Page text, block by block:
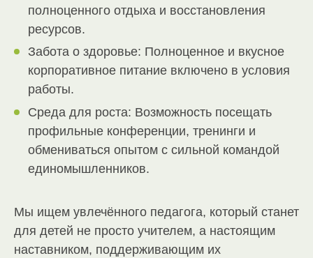
полноценного отдыха и восстановления
ресурсов.
Забота о здоровье: Полноценное и вкусное
корпоративное питание включено в условия
работы.
Среда для роста: Возможность посещать
профильные конференции, тренинги и
обмениваться опытом с сильной командой
единомышленников.
Мы ищем увлечённого педагога, который станет
для детей не просто учителем, а настоящим
наставником, поддерживающим их